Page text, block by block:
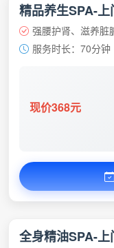
精品养生SPA-上
强腰护肾、滋养脏
服务时长：70分钟
现价368元
全身精油SPA-上